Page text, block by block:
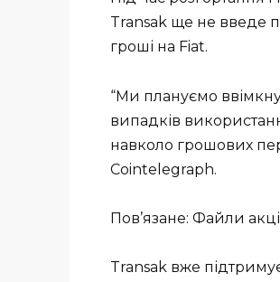
Transak ще не введе
гроші на Fiat.
“Ми плануємо
випадків
навколо грошових
Cointelegraph.
Пов’язане: Файли
Transak вже